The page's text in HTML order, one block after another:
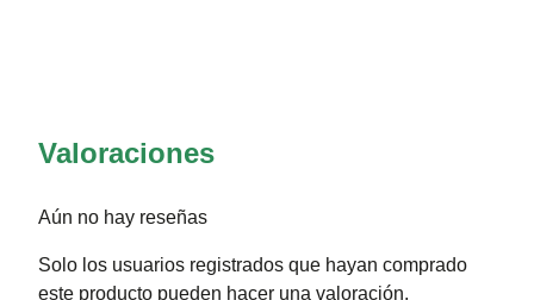
Valoraciones
Aún no hay reseñas
Solo los usuarios registrados que hayan comprado
este producto pueden hacer una valoración.